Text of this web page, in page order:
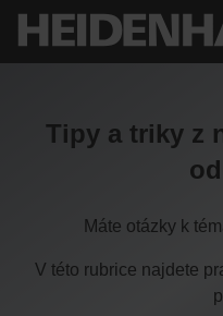
Tipy a triky z
Máte otázky k
V této rubrice najdete